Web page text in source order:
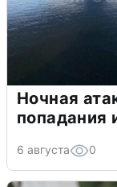
Ночная
попадания
6 августа 0